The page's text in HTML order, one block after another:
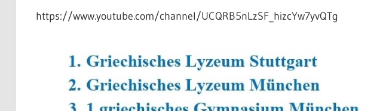
https://www.youtube.com/channel/UCQRB5nLzSF_hizcYw7yvQTg